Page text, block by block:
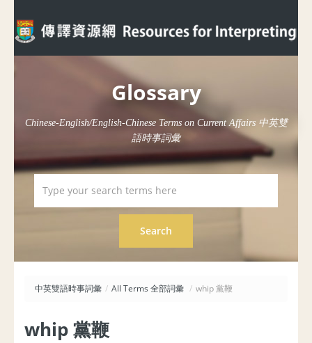
Glossary
Chinese-English/English-Chinese Terms on Current Affairs 中英雙
語時事詞彙
中英雙語時事詞彙 / All Terms 全部詞彙 / whip 黨鞭
whip 黨鞭